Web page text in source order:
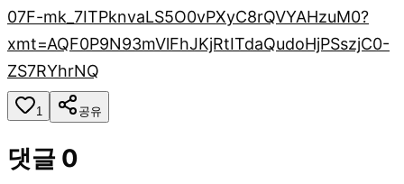
07F-mk_7ITPknvaLS5O0vPXyC8rQVYAHzuM0?
xmt=AQF0P9N93mVlFhJKjRtITdaQudoHjPSszjC0-
ZS7RYhrNQ
1 공유
댓글 0